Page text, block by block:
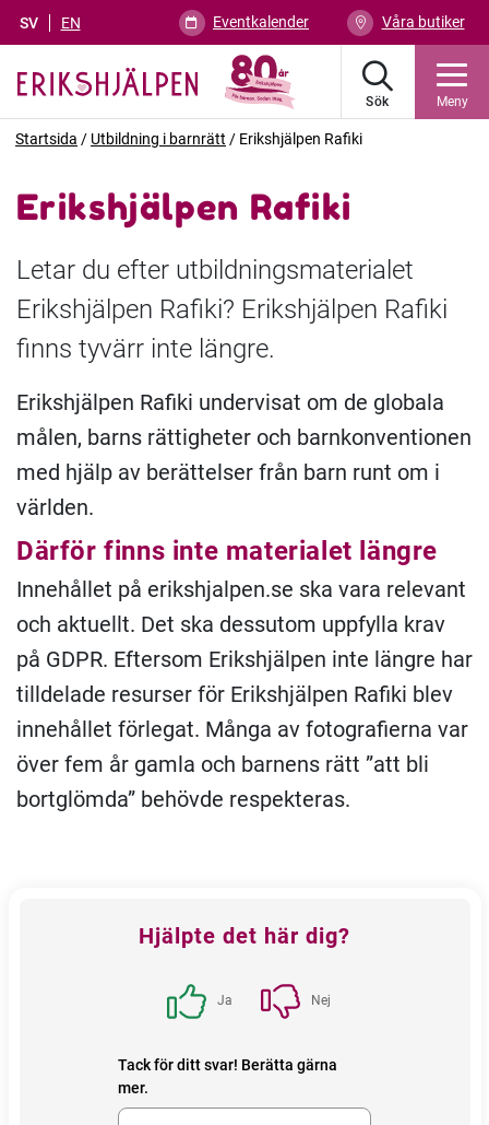
SV EN Eventkalender Våra butiker
Sök Meny
Startsida / Utbildning i barnrätt / Erikshjälpen Rafiki
Erikshjälpen Rafiki
Letar du efter utbildningsmaterialet
Erikshjälpen Rafiki? Erikshjälpen Rafiki
finns tyvärr inte längre.
Erikshjälpen Rafiki undervisat om de globala
målen, barns rättigheter och barnkonventionen
med hjälp av berättelser från barn runt om i
världen.
Därför finns inte materialet längre
Innehållet på erikshjalpen.se ska vara relevant
och aktuellt. Det ska dessutom uppfylla krav
på GDPR. Eftersom Erikshjälpen inte längre har
tilldelade resurser för Erikshjälpen Rafiki blev
innehållet förlegat. Många av fotografierna var
över fem år gamla och barnens rätt ”att bli
bortglömda” behövde respekteras.
blockHjälpte det här dig?
Ja Nej
Tack för ditt svar! Berätta gärna
mer.